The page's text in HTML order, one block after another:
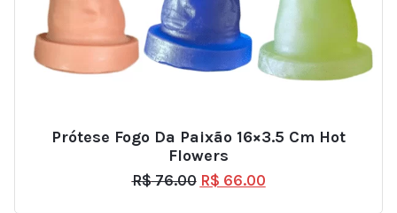
Prótese Fogo Da Paixão 16×3.5 Cm Hot
Flowers
R$76.00 R$ 66.00